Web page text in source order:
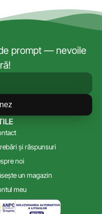
prompt — nevoile
și răspunsuri
noi
un magazin
meu